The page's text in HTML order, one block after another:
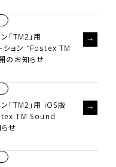
「TM2」用
ョン ”Fostex TM
お知らせ
「TM2」用 iOS版
TM Sound
せ